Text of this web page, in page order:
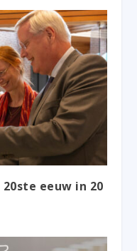
eeuw in 20